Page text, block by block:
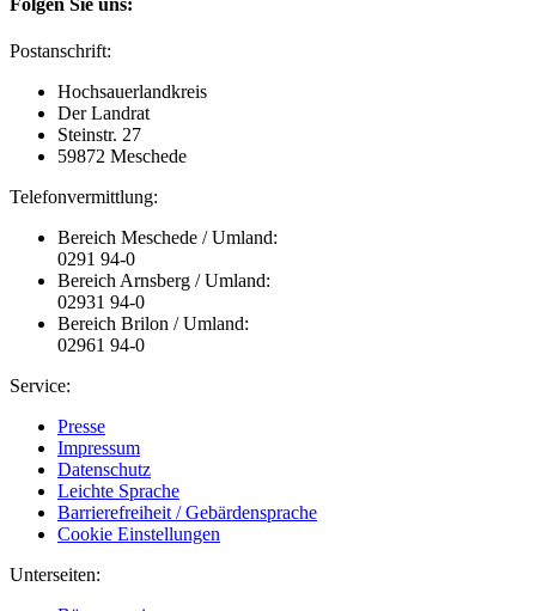
Postanschrift:
Hochsauerlandkreis
Der Landrat
Steinstr. 27
59872 Meschede
Telefonvermittlung:
Bereich Meschede / Umland:
0291 94-0
Bereich Arnsberg / Umland:
02931 94-0
Bereich Brilon / Umland:
02961 94-0
Service:
Presse
Impressum
Datenschutz
Leichte Sprache
Barrierefreiheit / Gebärdensprache
Cookie Einstellungen
Unterseiten: